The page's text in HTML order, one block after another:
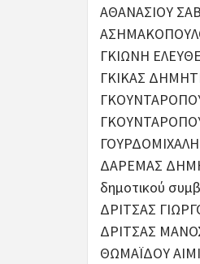
ΑΘΑΝΑΣΙΟΥ
ΓΚΙΩΝΗ
ΓΚΙΚΑΣ
ΔΑΡΕΜΑΣ
δημοτικού
ΔΡΙΤΣΑΣ
ΔΡΙΤΣΑΣ
ΘΩΜΑΪΔΟΥ